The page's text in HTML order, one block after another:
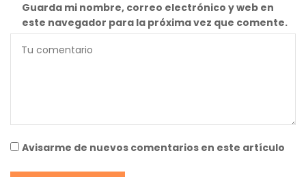
Guarda mi nombre, correo electrónico y web en
este navegador para la próxima vez que comente.
Avisarme de nuevos comentarios en este artículo